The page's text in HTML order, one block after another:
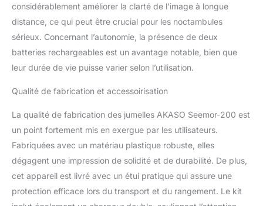
Longtemps】- Restez
alimenté avec 2 batteries
chargeur, offrant jusqu'à
8 heures d'utilisation
continue. Seemor vous
aucun moment crucial
plein air, ne vous
inquiétez plus de la
durée de vie de la
Toutes les Aventures】-
Ces lunettes de vision
nocturne sont étanches
considérablement améliorer la clarté de l’image à longue
distance, ce qui peut être crucial pour les noctambules
sérieux. Concernant l’autonomie, la présence de deux
batteries rechargeables est un avantage notable, bien que
leur durée de vie puisse varier selon l’utilisation.
Qualité de fabrication et accessoirisation
La qualité de fabrication des jumelles AKASO Seemor-200 est
un point fortement mis en exergue par les utilisateurs.
Fabriquées avec un matériau plastique robuste, elles
dégagent une impression de solidité et de durabilité. De plus,
cet appareil est livré avec un étui pratique qui assure une
protection efficace lors du transport et du rangement. Le kit